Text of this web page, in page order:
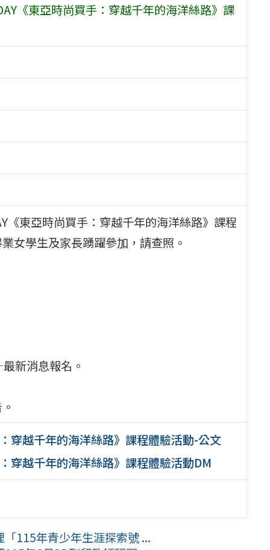
《東亞時尚買手：穿越千年的海洋絲路》課
《東亞時尚買手：穿越千年的海洋絲路》課程
女學生及家長踴躍參加，請查照。
新消息報名。
穿越千年的海洋絲路》課程體驗活動-公文
穿越千年的海洋絲路》課程體驗活動DM
「115年青少年生涯探索號 ...